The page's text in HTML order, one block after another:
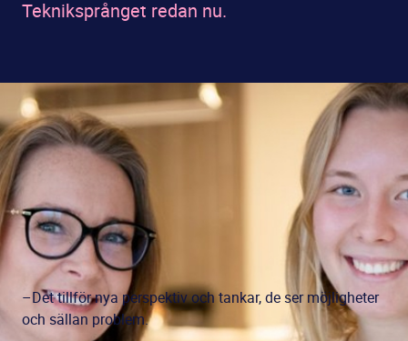
Tekniksprånget redan nu.
–Det tillför nya perspektiv och tankar, de ser möjligheter
och sällan problem.